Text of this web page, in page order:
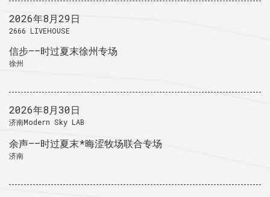
2026年8月29日
2666 LIVEHOUSE
信步——时过夏末徐州专场
徐州
2026年8月30日
济南Modern Sky LAB
余声——时过夏末*晦涩牧场联合专场
济南